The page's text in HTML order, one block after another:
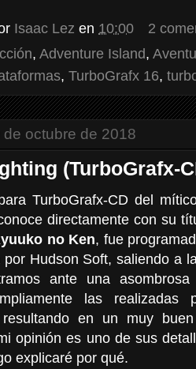
Isaac Lez en 10:00
2
, Adventure Island,
, TurboGrafx 16,
octubre de 2018
(TurboGrafx-
TurboGrafx-CD del
directamente con su
no Ken, fue
por Hudson Soft, saliendo a
ante una
las
en un muy
opinión es uno de sus
explicaré por qué.